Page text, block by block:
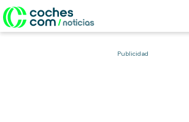
Publicidad